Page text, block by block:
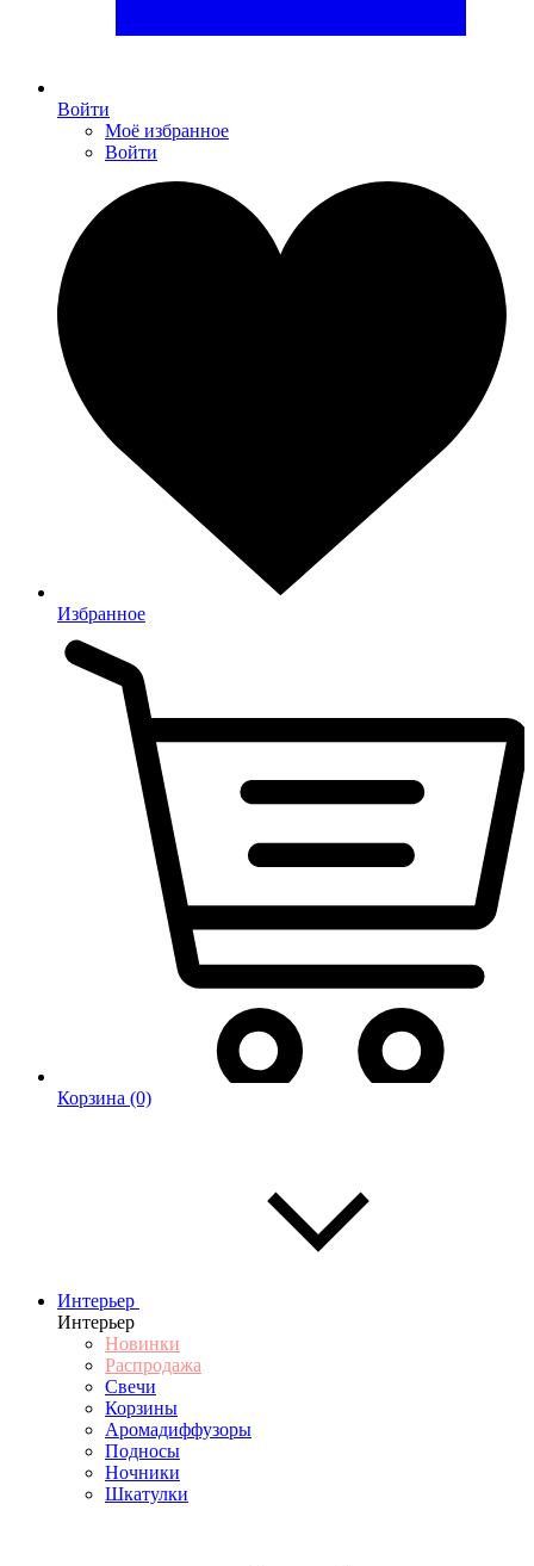
Войти
Моё избранное
Войти
Избранное
Корзина (0)
Интерьер
Интерьер
Новинки
Распродажа
Свечи
Корзины
Аромадиффузоры
Подносы
Ночники
Шкатулки